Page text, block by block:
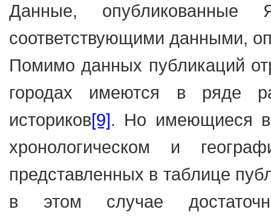
Данные, опубликованные
соответствующими данными,
Помимо данных публикаций
городах имеются в ряде
историков[9]. Но имеющиеся в
хронологическом и
представленных в таблице
в этом случае